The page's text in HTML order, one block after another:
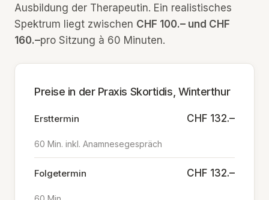
Ausbildung der Therapeutin. Ein realistisches
Spektrum liegt zwischen CHF 100.– und CHF
160.–pro Sitzung à 60 Minuten.
Preise in der Praxis Skortidis, Winterthur
Ersttermin
60 Min. inkl. Anamnesegespräch
CHF 132.–
Folgetermin CHF 132.–